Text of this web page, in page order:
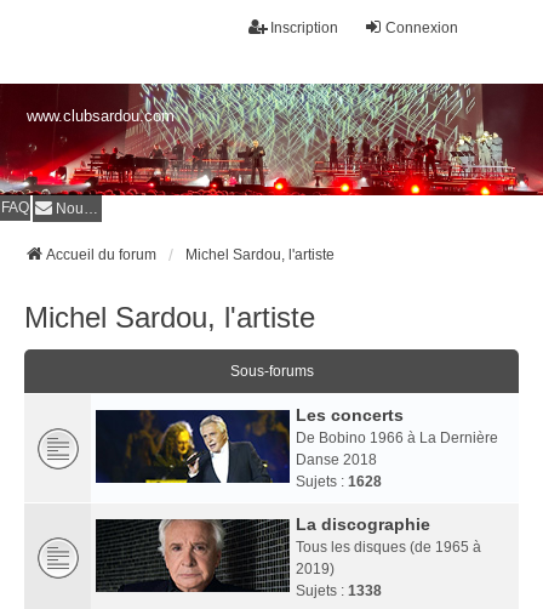
Connexion
Inscription
www.clubsardou.com
FAQ Nous contacter
Accueil du forum Michel Sardou, l'artiste
Michel Sardou, l'artiste
Sous-forums
Les concerts
De Bobino 1966 à La Dernière
Danse 2018
Sujets : 1628
La discographie
Tous les disques (de 1965 à
2019)
Sujets : 1338